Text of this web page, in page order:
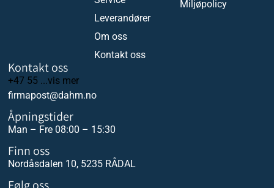
Leverandører
Om oss
Kontakt oss
Miljøpolicy
Kontakt oss
+47 55 ...vis mer
firmapost@dahm.no
Åpningstider
Man – Fre 08:00 – 15:30
Finn oss
Nordåsdalen 10, 5235 RÅDAL